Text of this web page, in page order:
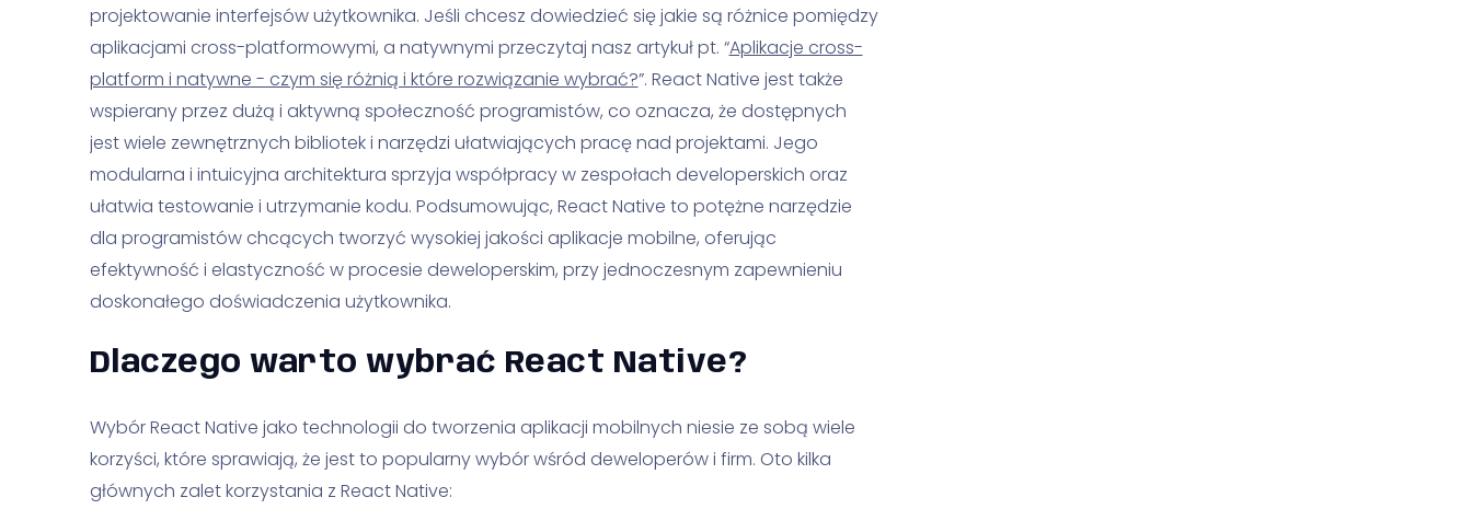
projektowanie interfejsów użytkownika. Jeśli chcesz dowiedzieć się jakie są różnice pomiędzy
aplikacjami cross-platformowymi, a natywnymi przeczytaj nasz artykuł pt. “Aplikacje cross-
platform i natywne - czym się różnią i które rozwiązanie wybrać?”. React Native jest także
wspierany przez dużą i aktywną społeczność programistów, co oznacza, że dostępnych
jest wiele zewnętrznych bibliotek i narzędzi ułatwiających pracę nad projektami. Jego
modularna i intuicyjna architektura sprzyja współpracy w zespołach developerskich oraz
ułatwia testowanie i utrzymanie kodu. Podsumowując, React Native to potężne narzędzie
dla programistów chcących tworzyć wysokiej jakości aplikacje mobilne, oferując
efektywność i elastyczność w procesie deweloperskim, przy jednoczesnym zapewnieniu
doskonałego doświadczenia użytkownika.
Dlaczego warto wybrać React Native?
Wybór React Native jako technologii do tworzenia aplikacji mobilnych niesie ze sobą wiele
korzyści, które sprawiają, że jest to popularny wybór wśród deweloperów i firm. Oto kilka
głównych zalet korzystania z React Native: